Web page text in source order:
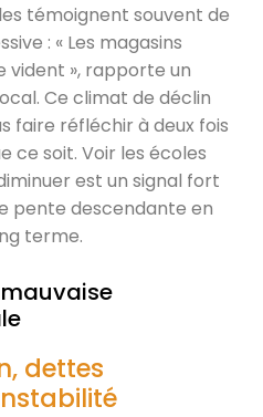
témoignent souvent de
: « Les magasins
vident », rapporte un
Ce climat de déclin
faire réfléchir à deux fois
ce soit. Voir les écoles
est un signal fort
pente descendante en
terme.
dettes